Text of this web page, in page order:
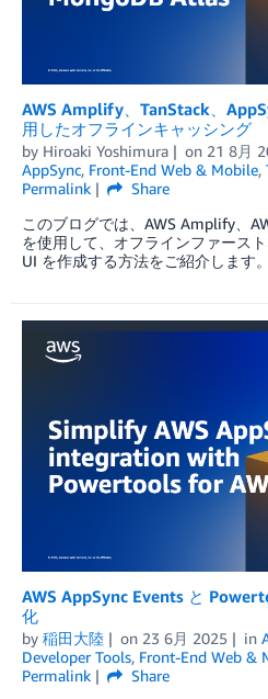
AWS Amplify、TanStack、
用したオフラインキャッシング
by Hiroaki Yoshimura on 21 8月
AppSync, Front-End Web & Mobile,
Permalink
Share
このブログでは、AWS Amplify、
を使用して、オフラインファース
UI を作成する方法をご紹介します。
AWS AppSync Events と
化
by 稲田大陸 on 23 6月 2025 in
Developer Tools, Front-End Web &
Permalink
Share